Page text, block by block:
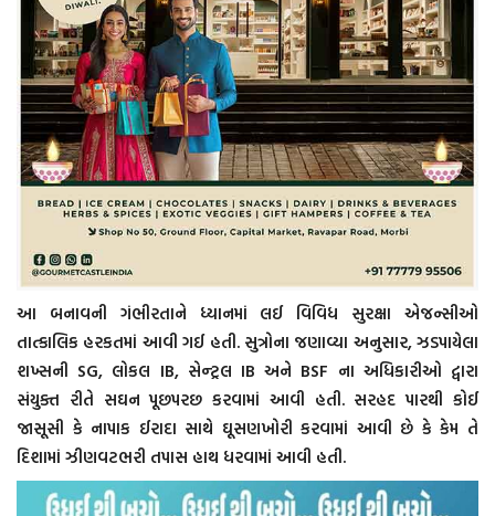
આ બનાવની ગંભીરતાને ધ્યાનમાં લઈ વિવિધ સુરક્ષા એજન્સીઓ
તાત્કાલિક હરકતમાં આવી ગઈ હતી. સુત્રોના જણાવ્યા અનુસાર, ઝડપાયેલા
શખ્સની SG, લોકલ IB, સેન્ટ્રલ IB અને BSF ના અધિકારીઓ દ્વારા
સંયુક્ત રીતે સઘન પૂછપરછ કરવામાં આવી હતી. સરહદ પારથી કોઈ
જાસૂસી કે નાપાક ઈરાદા સાથે ઘૂસણખોરી કરવામાં આવી છે કે કેમ તે
દિશામાં ઝીણવટભરી તપાસ હાથ ધરવામાં આવી હતી.